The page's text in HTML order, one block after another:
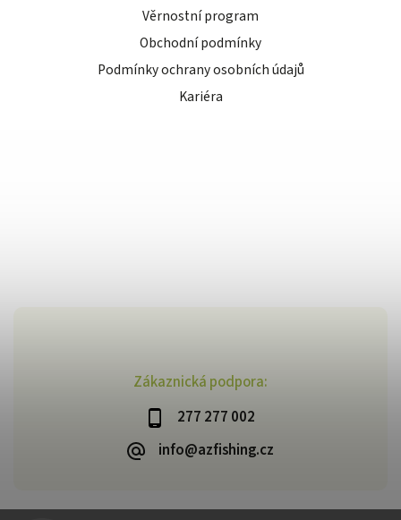
Zákaznická podpora:
277 277 002
info@azfishing.cz
Věrnostní program
Obchodní podmínky
Podmínky ochrany osobních údajů
Kariéra